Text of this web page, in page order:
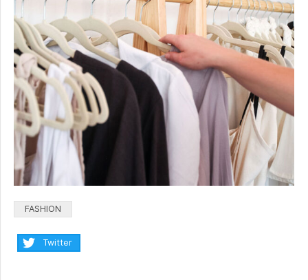
Categorias:
FASHION
Compartilhar:
Twitter